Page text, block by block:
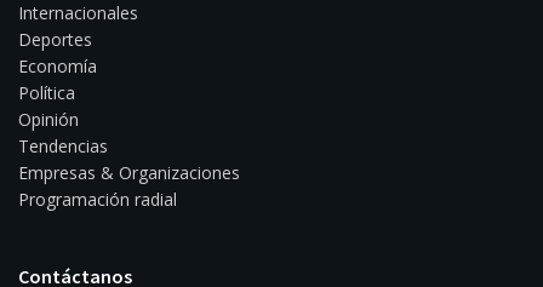
Internacionales
Deportes
Economía
Política
Opinión
Tendencias
Empresas & Organizaciones
Programación radial
Contáctanos